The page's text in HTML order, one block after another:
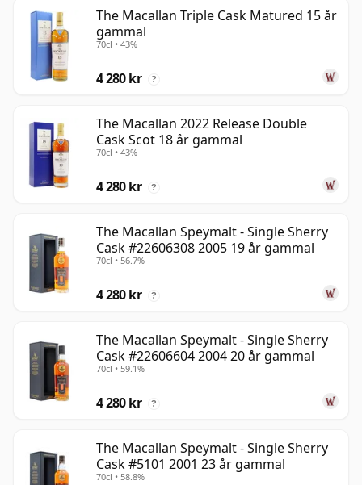
The Macallan Triple Cask Matured 15 år
gammal
70cl • 43%
4 280 kr ?
The Macallan 2022 Release Double
Cask Scot 18 år gammal
70cl • 43%
4 280 kr ?
The Macallan Speymalt - Single Sherry
Cask #22606308 2005 19 år gammal
70cl • 56.7%
4 280 kr ?
The Macallan Speymalt - Single Sherry
Cask #22606604 2004 20 år gammal
70cl • 59.1%
4 280 kr ?
The Macallan Speymalt - Single Sherry
Cask #5101 2001 23 år gammal
70cl • 58.8%